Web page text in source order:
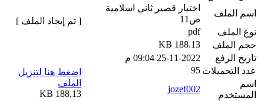
اسم الملف
اختبار قصير ثاني اسلامية
ص11
نوع الملف
pdf
حجم الملف
188.13 KB
تاريخ الرفع
25-11-2022 09:04 م
عدد التحميلات 95
اسم
المستخدم
jozef002
[ تم إيجاد الملف ]
اضغط هنا لتنزيل
الملف
188.13 KB